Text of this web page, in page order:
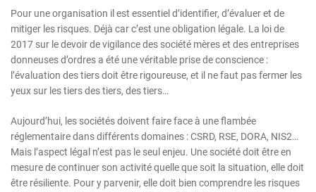
Pour une organisation il est essentiel d’identifier, d’évaluer et de
mitiger les risques. Déjà car c’est une obligation légale. La loi de
2017 sur le devoir de vigilance des société mères et des entreprises
donneuses d’ordres a été une véritable prise de conscience :
l’évaluation des tiers doit être rigoureuse, et il ne faut pas fermer les
yeux sur les tiers des tiers, des tiers…
Aujourd’hui, les sociétés doivent faire face à une flambée
réglementaire dans différents domaines : CSRD, RSE, DORA, NIS2…
Mais l’aspect légal n’est pas le seul enjeu. Une société doit être en
mesure de continuer son activité quelle que soit la situation, elle doit
être résiliente. Pour y parvenir, elle doit bien comprendre les risques